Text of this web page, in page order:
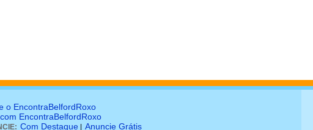
o EncontraBelfordRoxo
EncontraBelfordRoxo
Com Destaque Anuncie Grátis